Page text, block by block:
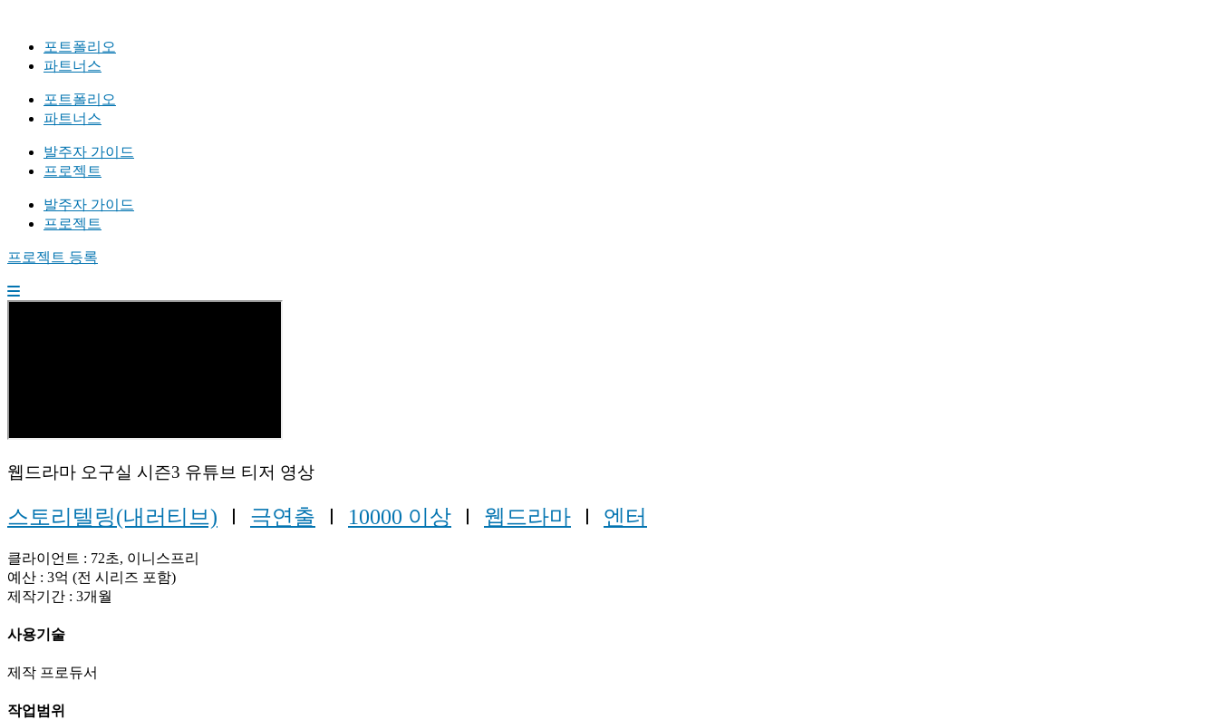
포트폴리오
파트너스
포트폴리오
파트너스
발주자 가이드
프로젝트
발주자 가이드
프로젝트
프로젝트 등록
웹드라마 오구실 시즌3 유튜브 티저 영상
스토리텔링(내러티브) Ⅰ 극연출 Ⅰ 10000 이상 Ⅰ 웹드라마 Ⅰ 엔터
클라이언트 : 72초, 이니스프리
예산 : 3억 (전 시리즈 포함)
제작기간 : 3개월
사용기술
제작 프로듀서
작업범위